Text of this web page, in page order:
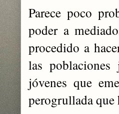
Parece poco
poder a
procedido a
las
jóvenes que
perogrullada que